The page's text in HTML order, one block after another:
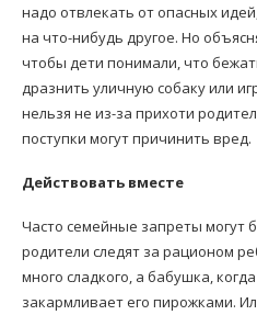
надо отвлекать от опасных
на что-нибудь другое. Но
чтобы дети понимали, что
дразнить уличную собаку или
нельзя не из-за прихоти
поступки могут причинить вред.
Действовать вместе
Часто семейные запреты могут
родители следят за рационом
много сладкого, а бабушка,
закармливает его пирожками.